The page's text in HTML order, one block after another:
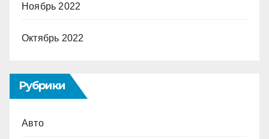
Ноябрь 2022
Октябрь 2022
Рубрики
Авто